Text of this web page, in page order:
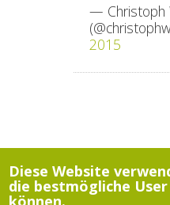
— Christoph
2015
Diese Website
die bestmögliche
können.